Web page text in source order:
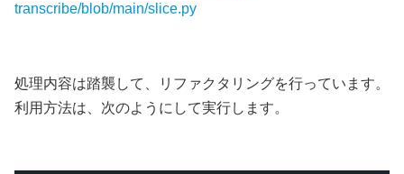
transcribe/blob/main/slice.py
処理内容は踏襲して、リファクタリングを行っています。
利用方法は、次のようにして実行します。